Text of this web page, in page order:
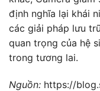
định nghĩa lại khái
các giải pháp lưu
quan trọng của hệ
trong tương lai.
Nguồn: https://